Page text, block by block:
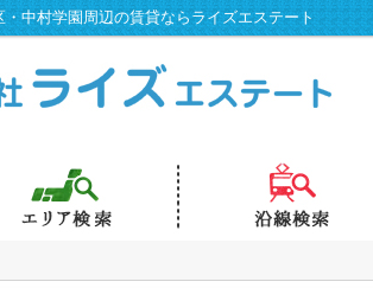
中村学園周辺の賃貸ならライズエステート